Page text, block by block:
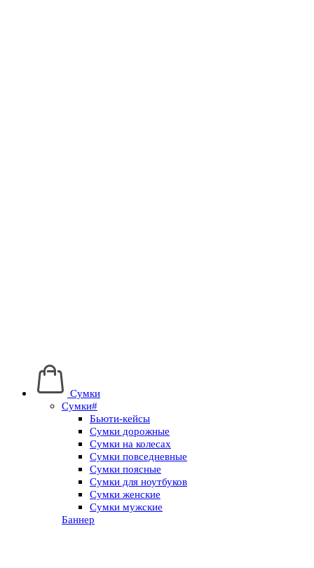
Сумки
Сумки#
Бьюти-кейсы
Сумки дорожные
Сумки на колесах
Сумки повседневные
Сумки поясные
Сумки для ноутбуков
Сумки женские
Сумки мужские
Баннер